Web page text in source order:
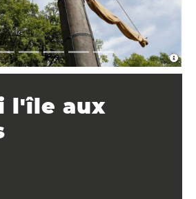
l'île aux